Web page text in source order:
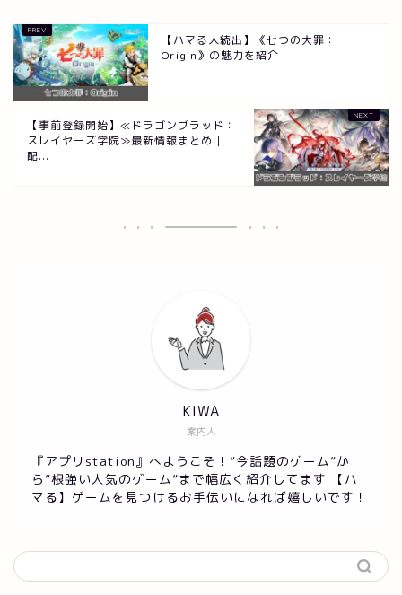
【ハマる人続出】《七つの大罪：
Origin》の魅力を紹介
【事前登録開始】≪ドラゴンブラッド：
スレイヤーズ学院≫最新情報まとめ｜
配...
案内人
KIWA
『アプリstation』へようこそ！”今話題のゲーム”か
ら”根強い人気のゲーム”まで幅広く紹介してます 【ハ
マる】ゲームを見つけるお手伝いになれば嬉しいです！